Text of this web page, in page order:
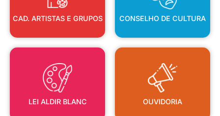
CAD. ARTISTAS E GRUPOS CONSELHO DE CULTURA
LEI ALDIR BLANC
LEI ALDIR BLANC
OUVIDORIA
OUVIDORIA